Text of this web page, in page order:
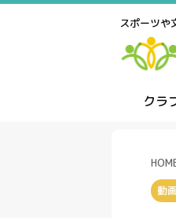
スポーツや
クラ
動